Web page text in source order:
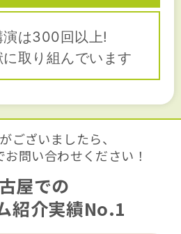
演は300回以上!
取り組んでいます
ございましたら、
問い合わせください！
屋での
紹介実績No.1